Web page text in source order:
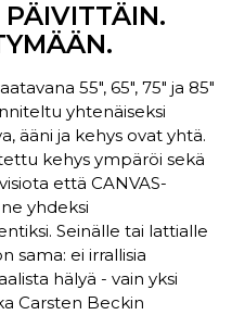
55", 65", 75" ja 85"
yhtenäiseksi
ääni ja kehys ovat yhtä.
kehys ympäröi sekä
että CANVAS-
yhdeksi
Seinälle tai lattialle
sama: ei irrallisia
hälyä - vain yksi
Carsten Beckin